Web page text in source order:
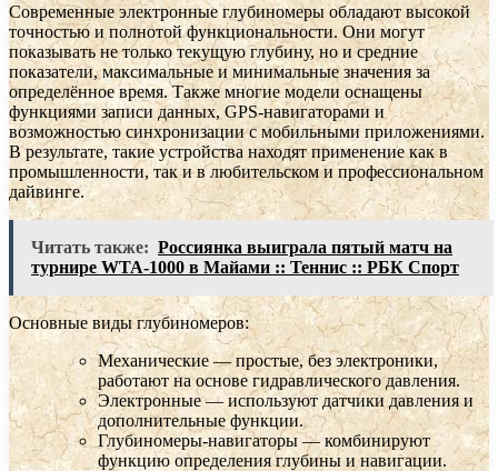
Современные электронные глубиномеры обладают высокой
точностью и полнотой функциональности. Они могут
показывать не только текущую глубину, но и средние
показатели, максимальные и минимальные значения за
определённое время. Также многие модели оснащены
функциями записи данных, GPS-навигаторами и
возможностью синхронизации с мобильными приложениями.
В результате, такие устройства находят применение как в
промышленности, так и в любительском и профессиональном
дайвинге.
Читать также: Россиянка выиграла пятый матч на
турнире WTA-1000 в Майами :: Теннис :: РБК Спорт
Основные виды глубиномеров:
Механические — простые, без электроники,
работают на основе гидравлического давления.
Электронные — используют датчики давления и
дополнительные функции.
Глубиномеры-навигаторы — комбинируют
функцию определения глубины и навигации.